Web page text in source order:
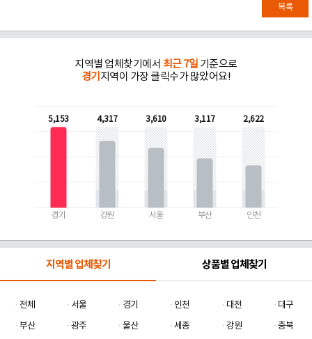
목록
지역별 업체찾기에서 최근 7일 기준으로
경기 지역이 가장 클릭수가 많았어요!
5,153
경기
4,317
강원
3,610
서울
3,117
부산
2,622
인천
지역별 업체찾기 상품별 업체찾기
전체 서울 경기 인천 대전
대구
부산
광주 울산 세종 강원
충북